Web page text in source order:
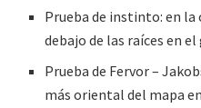
Prueba de instinto: en la
debajo de las raíces en
Prueba de Fervor –
más oriental del mapa